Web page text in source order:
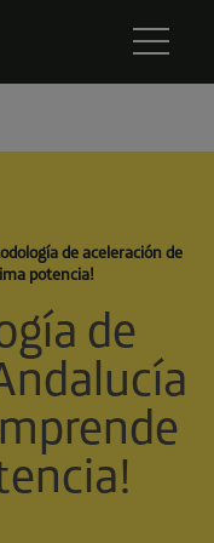
de aceleración de
potencia!
de